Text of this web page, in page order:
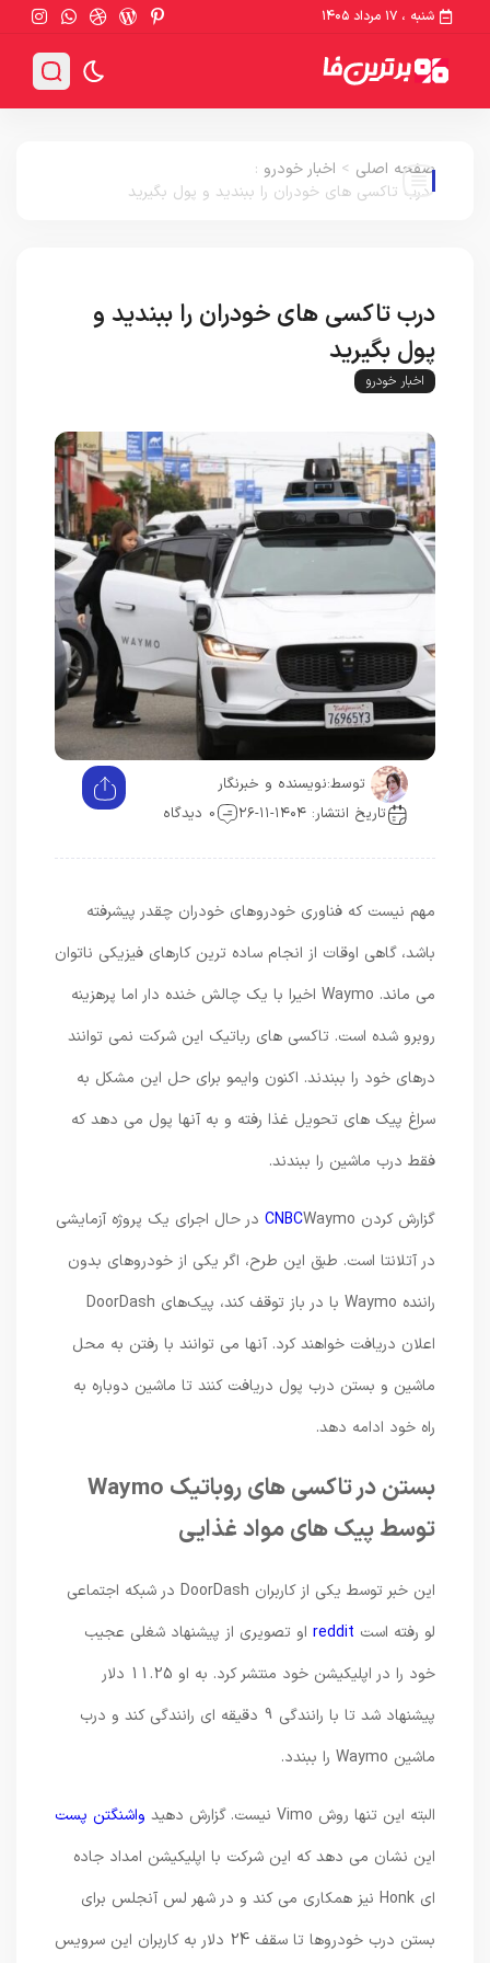
شنبه ، ۱۷ مرداد ۱۴۰۵
صفحه اصلی > اخبار خودرو :
درب تاکسی های خودران را ببندید و پول بگیرید
درب تاکسی های خودران را ببندید و
پول بگیرید
اخبار خودرو
توسط: نویسنده و خبرنگار
تاریخ انتشار: ۱۴۰۴-۱۱-۲۶
0 دیدگاه
مهم نیست که فناوری خودروهای خودران چقدر پیشرفته
باشد، گاهی اوقات از انجام ساده ترین کارهای فیزیکی ناتوان
می ماند. Waymo اخیرا با یک چالش خنده دار اما پرهزینه
روبرو شده است. تاکسی های رباتیک این شرکت نمی توانند
درهای خود را ببندند. اکنون وایمو برای حل این مشکل به
سراغ پیک های تحویل غذا رفته و به آنها پول می دهد که
فقط درب ماشین را ببندند.
گزارش کردن CNBCWaymo در حال اجرای یک پروژه آزمایشی
در آتلانتا است. طبق این طرح، اگر یکی از خودروهای بدون
راننده Waymo با در باز توقف کند، پیک‌های DoorDash
اعلان دریافت خواهند کرد. آنها می توانند با رفتن به محل
ماشین و بستن درب پول دریافت کنند تا ماشین دوباره به
راه خود ادامه دهد.
بستن در تاکسی های روباتیک Waymo
توسط پیک های مواد غذایی
این خبر توسط یکی از کاربران DoorDash در شبکه اجتماعی
لو رفته استreddit او تصویری از پیشنهاد شغلی عجیب
خود را در اپلیکیشن خود منتشر کرد. به او 11.25 دلار
پیشنهاد شد تا با رانندگی 9 دقیقه ای رانندگی کند و درب
ماشین Waymo را ببندد.
البته این تنها روش Vimo نیست. گزارش دهید
واشنگتن پست
این نشان می دهد که این شرکت با اپلیکیشن امداد جاده
ای Honk نیز همکاری می کند و در شهر لس آنجلس برای
بستن درب خودروها تا سقف 24 دلار به کاربران این سرویس